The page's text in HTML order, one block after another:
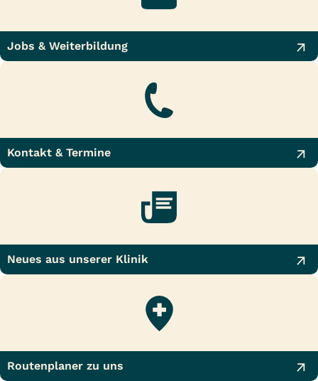
Jobs & Weiterbildung
Kontakt & Termine
Neues aus unserer Klinik
Routenplaner zu uns